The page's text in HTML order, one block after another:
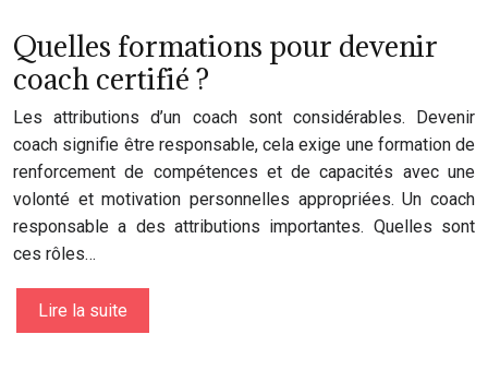
Quelles formations pour devenir
coach certifié ?
Les attributions d’un coach sont considérables. Devenir
coach signifie être responsable, cela exige une formation de
renforcement de compétences et de capacités avec une
volonté et motivation personnelles appropriées. Un coach
responsable a des attributions importantes. Quelles sont
ces rôles…
Lire la suite